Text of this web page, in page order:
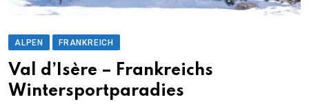
ALPEN FRANKREICH
Val d’Isère – Frankreichs
Wintersportparadies